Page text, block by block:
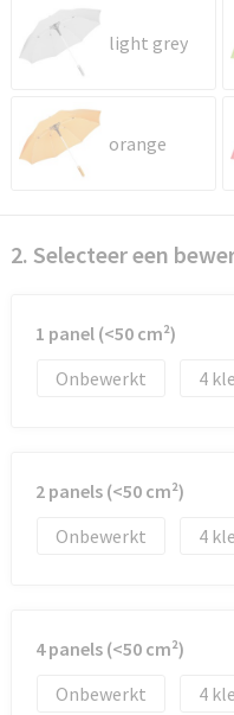
light grey
orange
2. Selecteer een
1 panel (<50 cm²)
Onbewerkt
4
2 panels (<50 cm²)
Onbewerkt
4
4 panels (<50 cm²)
Onbewerkt
4